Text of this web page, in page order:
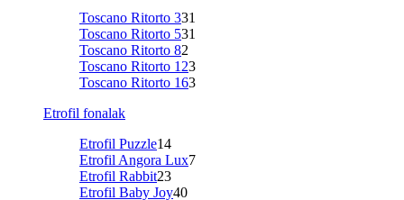
Toscano Ritorto 331
Toscano Ritorto 531
Toscano Ritorto 82
Toscano Ritorto 123
Toscano Ritorto 163
Etrofil fonalak
Etrofil Puzzle14
Etrofil Angora Lux7
Etrofil Rabbit23
Etrofil Baby Joy40